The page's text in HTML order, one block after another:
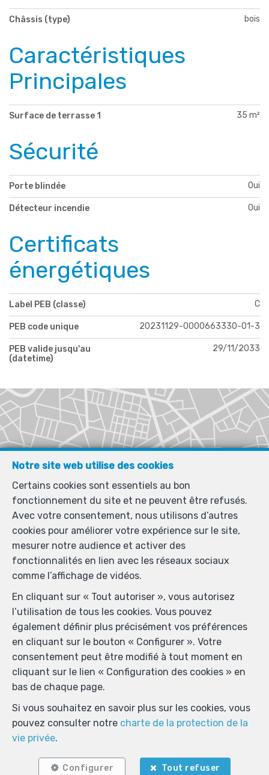
Châssis (type) bois
Caractéristiques
Principales
Surface de terrasse 1 35 m²
Sécurité
Porte blindée Oui
Détecteur incendie Oui
Certificats
énergétiques
Label PEB (classe) C
PEB code unique 20231129-0000663330-01-3
PEB valide jusqu'au
(datetime)
29/11/2033
Notre site web utilise des cookies
Certains cookies sont essentiels au bon
fonctionnement du site et ne peuvent être refusés.
Avec votre consentement, nous utilisons d’autres
cookies pour améliorer votre expérience sur le site,
mesurer notre audience et activer des
fonctionnalités en lien avec les réseaux sociaux
comme l’affichage de vidéos.
En cliquant sur « Tout autoriser », vous autorisez
l’utilisation de tous les cookies. Vous pouvez
également définir plus précisément vos préférences
en cliquant sur le bouton « Configurer ». Votre
consentement peut être modifié à tout moment en
cliquant sur le lien « Configuration des cookies » en
bas de chaque page.
Si vous souhaitez en savoir plus sur les cookies, vous
pouvez consulter notre charte de la protection de la
vie privée.
Configurer Tout refuser